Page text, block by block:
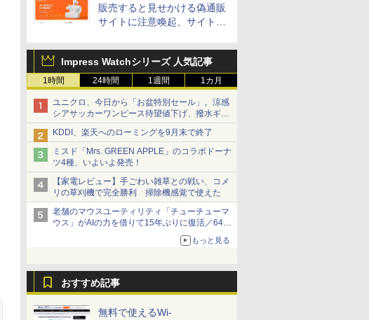
販売すると見せかける偽通販
サイトに注意喚起、サイト名
Impress Watchシリーズ 人気記事
1時間 24時間 1週間 1カ月
ユニクロ、今日から「お盆特別セール」。涼感
シアサッカーワンピース待望値下げ、撥水ギア
ショーツは1990円に
KDDI、楽天へのローミングを9月末で終了
ミスド「Mrs. GREEN APPLE」のコラボドーナ
ツ4種、いよいよ発売！
【家電レビュー】手ごわい雑草との戦い、コメ
リの草刈機で完全勝利 掃除機感覚で使えた
老舗のマウスユーティリティ「チューチューマ
ウス」がAIの力を借りて15年ぶりに復活／64bit
化、Windows 10/11、「Chrome」も走り回
る。復活記念で2026年末まで500円
もっと見る
おすすめ記事
無料で使えるWi-